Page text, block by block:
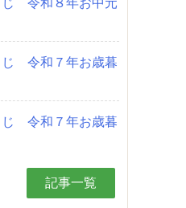
じ 令和８年お中元
じ 令和７年お歳暮
じ 令和７年お歳暮
記事一覧